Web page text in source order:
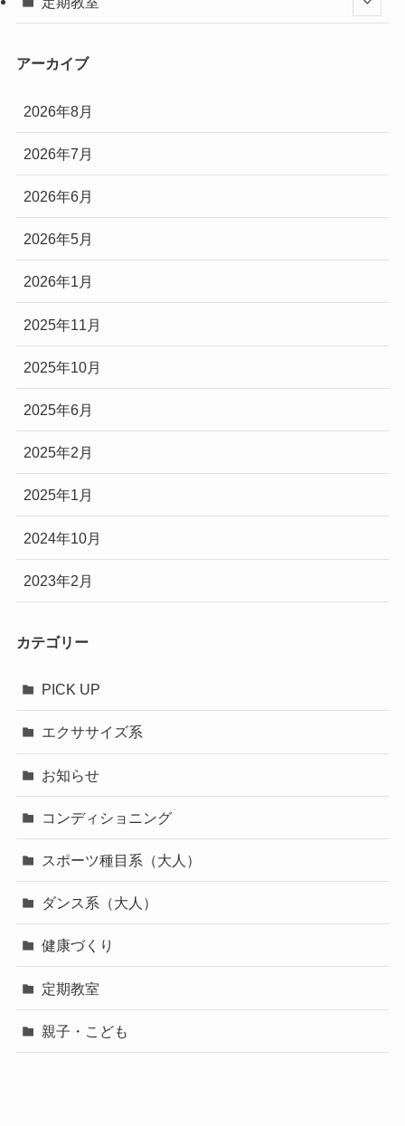
アーカイブ
2026年8月
2026年7月
2026年6月
2026年5月
2026年1月
2025年11月
2025年10月
2025年6月
2025年2月
2025年1月
2024年10月
2023年2月
カテゴリー
PICK UP
エクササイズ系
お知らせ
コンディショニング
スポーツ種目系（大人）
ダンス系（大人）
健康づくり
定期教室
親子・こども